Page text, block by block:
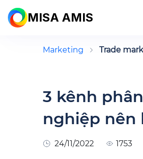
MISA AMIS
Marketing Trade
3 kênh
nghiệp nên
24/11/2022 1753